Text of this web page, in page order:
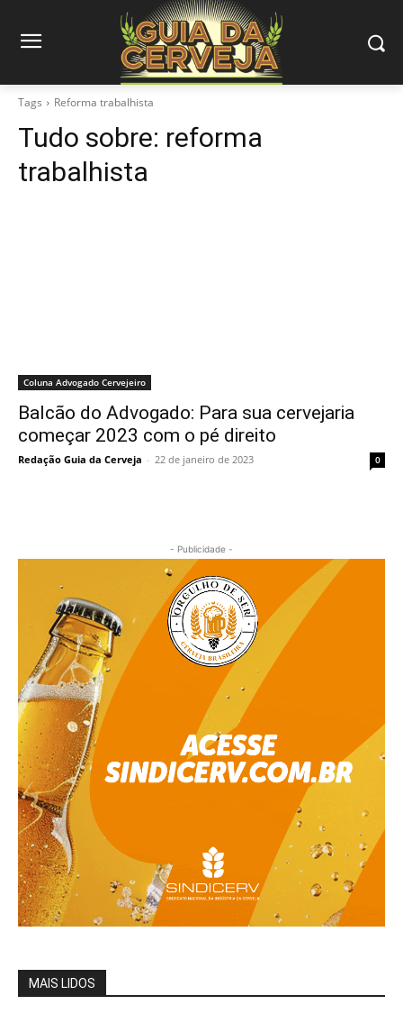
Tags Reforma trabalhista
Tudo sobre: reforma
trabalhista
Coluna Advogado Cervejeiro
Balcão do Advogado: Para sua cervejaria
começar 2023 com o pé direito
Redação Guia da Cerveja - 22 de janeiro de 2023 0
- Publicidade -
MAIS LIDOS